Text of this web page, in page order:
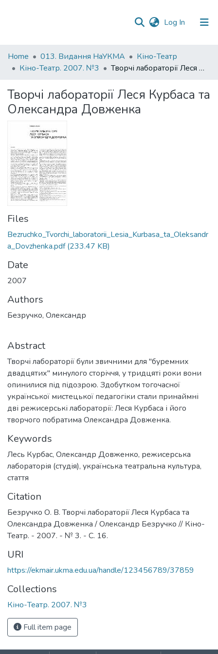
Log In (current)
Communities
&
All of DSpace
Statistics
Home 013. Видання НаУКМА
Кіно-Театр
Кіно-Театр. 2007. №3
Творчі лабораторії Леся Курбаса та Олександра Довженка
Творчі лабораторії Леся Курбаса та
Олександра Довженка
Files
Bezruchko_Tvorchi_laboratorii_Lesia_Kurbasa_ta_Oleksandr
a_Dovzhenka.pdf(233.47 KB)
Date
2007
Authors
Безручко, Олександр
Abstract
Творчі лабораторії були звичними для "буремних
двадцятих" минулого сторіччя, у тридцяті роки вони
опинилися під підозрою. Здобутком тогочасної
української мистецької педагогіки стали принаймні
дві режисерські лабораторії: Леся Курбаса і його
творчого побратима Олександра Довженка.
Keywords
Лесь Курбас, Олександр Довженко, режисерська
лабораторія (студія), українська театральна культура,
стаття
Citation
Безручко О. В. Творчі лабораторії Леся Курбаса та
Олександра Довженка / Олександр Безручко // Кіно-
Театр. - 2007. - № 3. - С. 16.
URI
https://ekmair.ukma.edu.ua/handle/123456789/37859
Collections
Кіно-Театр. 2007. №3
Full item page